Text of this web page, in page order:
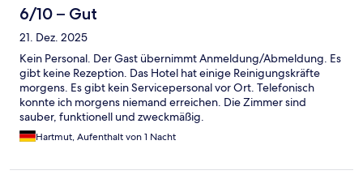
6/10 – Gut
21. Dez. 2025
Kein Personal. Der Gast übernimmt Anmeldung/Abmeldung. Es
gibt keine Rezeption. Das Hotel hat einige Reinigungskräfte
morgens. Es gibt kein Servicepersonal vor Ort. Telefonisch
konnte ich morgens niemand erreichen. Die Zimmer sind
sauber, funktionell und zweckmäßig.
Hartmut, Aufenthalt von 1 Nacht